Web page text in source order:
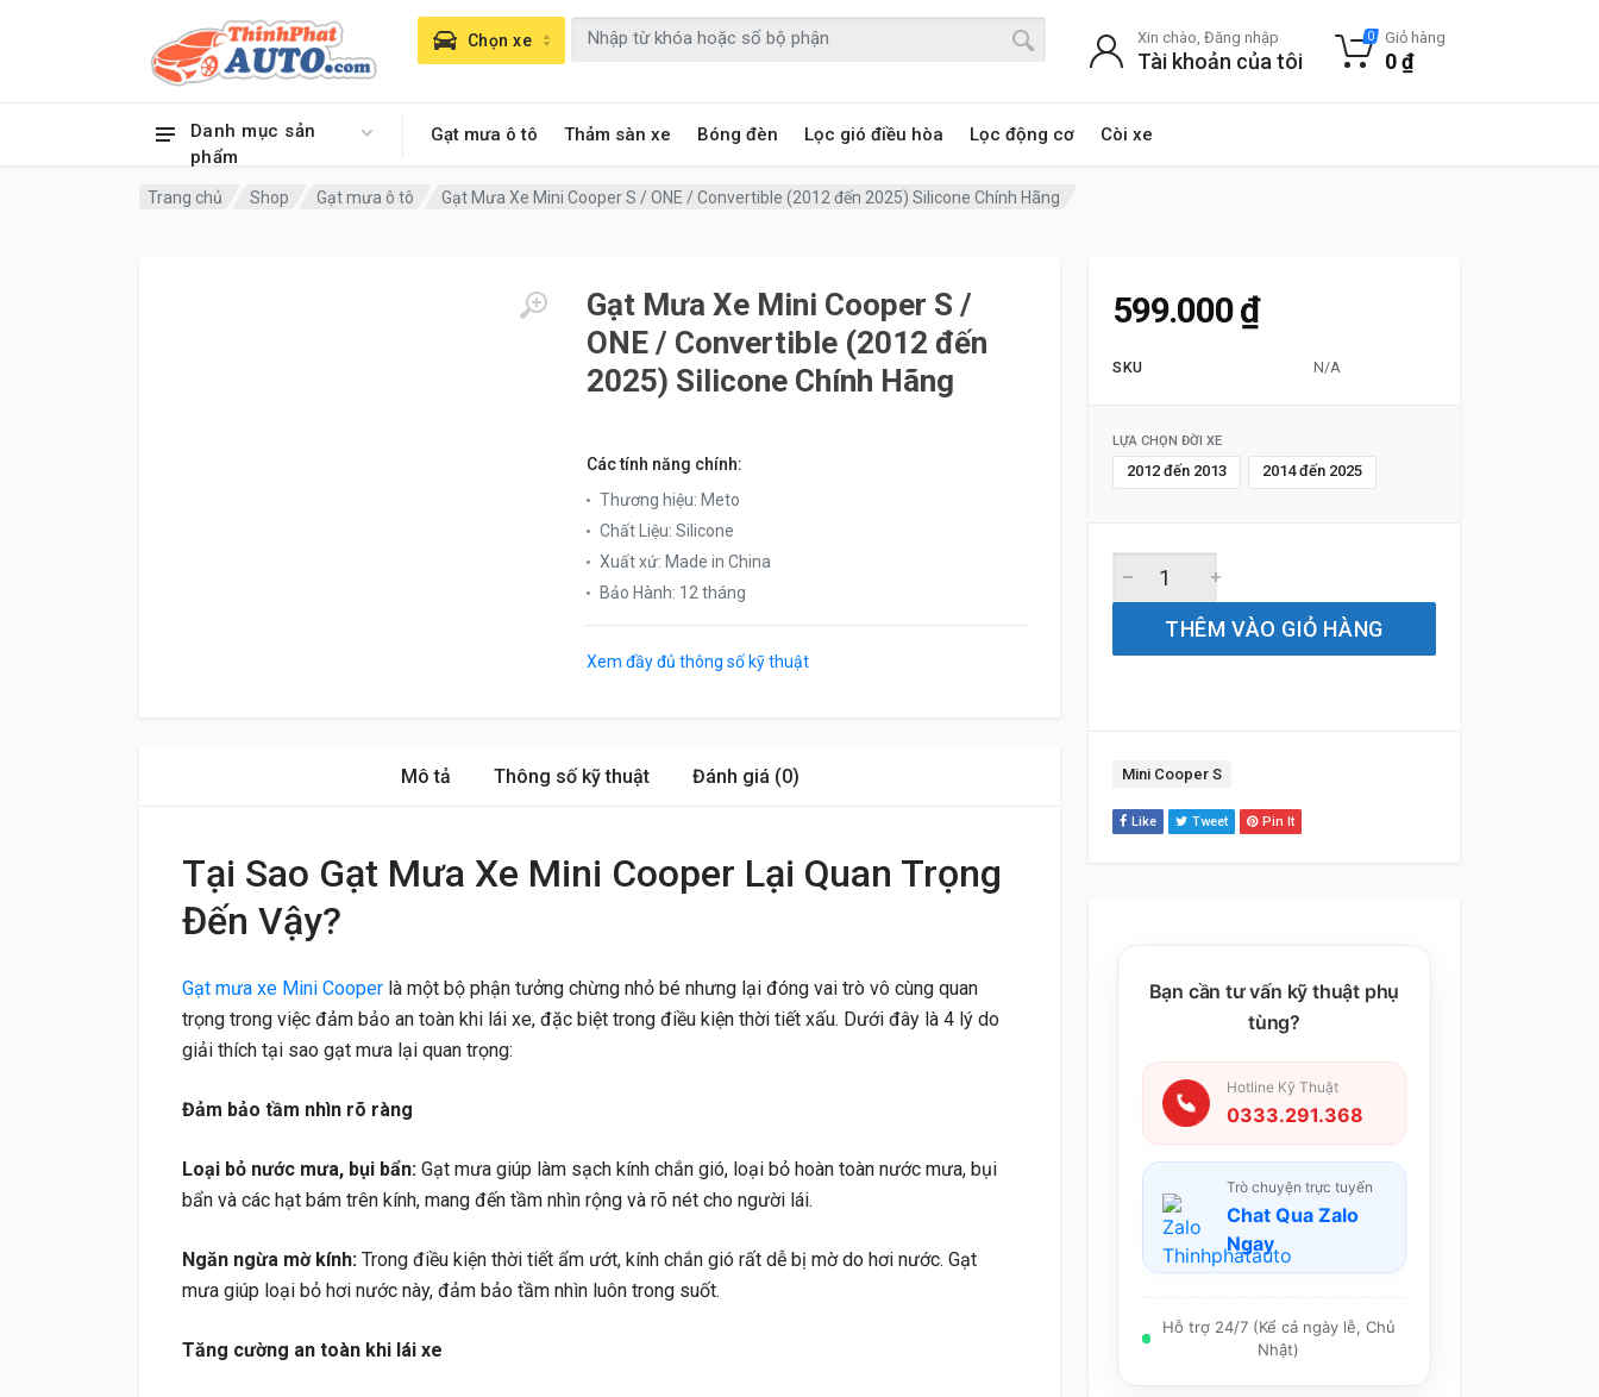
Danh mục sản
phẩm
Gạt mưa ô tô Thảm sàn xe Bóng đèn Lọc gió điều hòa Lọc động cơ Còi xe
Chọn xe Xin chào, Đăng nhập
Tài khoản của tôi
0 Giỏ hàng
0₫
Trang chủ Shop Gạt mưa ô tô Gạt Mưa Xe Mini Cooper S / ONE / Convertible (2012 đến 2025) Silicone Chính Hãng
Gạt Mưa Xe Mini Cooper S /
ONE / Convertible (2012 đến
2025) Silicone Chính Hãng
Các tính năng chính:
Thương hiệu: Meto
Chất Liệu: Silicone
Xuất xứ: Made in China
Bảo Hành: 12 tháng
Xem đầy đủ thông số kỹ thuật
599.000₫
SKU N/A
LỰA CHỌN ĐỜI XE
2012 đến 2013 2014 đến 2025
THÊM VÀO GIỎ HÀNG
Tag:
Mini Cooper S
Like Tweet Pin It
Bạn cần tư vấn kỹ thuật phụ
tùng?
Hotline Kỹ Thuật
0333.291.368
Trò chuyện trực tuyến
Chat Qua Zalo
Ngay
Hỗ trợ 24/7 (Kể cả ngày lễ, Chủ
Nhật)
Mô tả Thông số kỹ thuật Đánh giá (0)
Tại Sao Gạt Mưa Xe Mini Cooper Lại Quan Trọng
Đến Vậy?
Gạt mưa xe Mini Cooper là một bộ phận tưởng chừng nhỏ bé nhưng lại đóng vai trò vô cùng quan
trọng trong việc đảm bảo an toàn khi lái xe, đặc biệt trong điều kiện thời tiết xấu. Dưới đây là 4 lý do
giải thích tại sao gạt mưa lại quan trọng:
Đảm bảo tầm nhìn rõ ràng
Loại bỏ nước mưa, bụi bẩn: Gạt mưa giúp làm sạch kính chắn gió, loại bỏ hoàn toàn nước mưa, bụi
bẩn và các hạt bám trên kính, mang đến tầm nhìn rộng và rõ nét cho người lái.
Ngăn ngừa mờ kính: Trong điều kiện thời tiết ẩm ướt, kính chắn gió rất dễ bị mờ do hơi nước. Gạt
mưa giúp loại bỏ hơi nước này, đảm bảo tầm nhìn luôn trong suốt.
Tăng cường an toàn khi lái xe